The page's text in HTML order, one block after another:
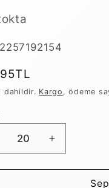
dahildir. Kargo , ödeme
Takı
ve
Aksesuar